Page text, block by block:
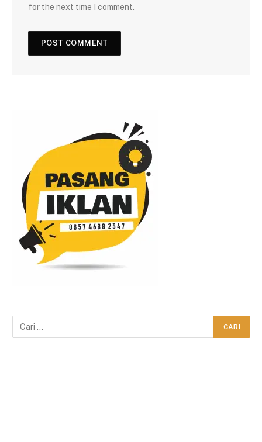
for the next time I comment.